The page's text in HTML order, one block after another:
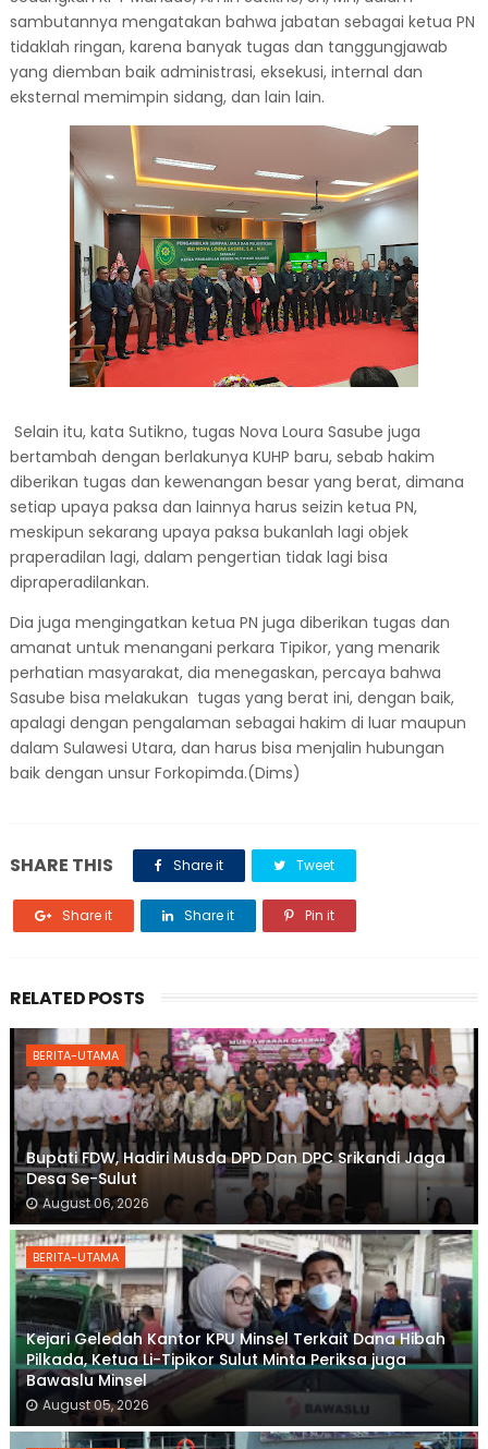
sambutannya mengatakan bahwa jabatan sebagai ketua PN
tidaklah ringan, karena banyak tugas dan tanggungjawab
yang diemban baik administrasi, eksekusi, internal dan
eksternal memimpin sidang, dan lain lain.
Selain itu, kata Sutikno, tugas Nova Loura Sasube juga
bertambah dengan berlakunya KUHP baru, sebab hakim
diberikan tugas dan kewenangan besar yang berat, dimana
setiap upaya paksa dan lainnya harus seizin ketua PN,
meskipun sekarang upaya paksa bukanlah lagi objek
praperadilan lagi, dalam pengertian tidak lagi bisa
dipraperadilankan.
Dia juga mengingatkan ketua PN juga diberikan tugas dan
amanat untuk menangani perkara Tipikor, yang menarik
perhatian masyarakat, dia menegaskan, percaya bahwa
Sasube bisa melakukan tugas yang berat ini, dengan baik,
apalagi dengan pengalaman sebagai hakim di luar maupun
dalam Sulawesi Utara, dan harus bisa menjalin hubungan
baik dengan unsur Forkopimda.(Dims)
SHARE THIS Share it Tweet
Share it Share it Pin it
RELATED POSTS
BERITA-UTAMA
Bupati FDW, Hadiri Musda DPD Dan DPC Srikandi Jaga
Desa Se-Sulut
August 06, 2026
BERITA-UTAMA
Kejari Geledah Kantor KPU Minsel Terkait Dana Hibah
Pilkada, Ketua Li-Tipikor Sulut Minta Periksa juga
Bawaslu Minsel
August 05, 2026